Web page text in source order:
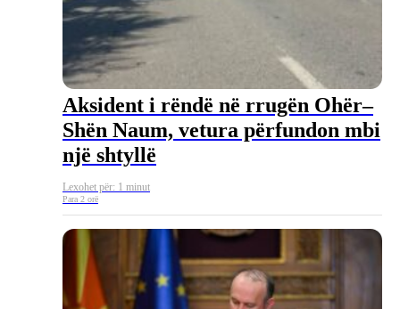
Aksident i rëndë në rrugën Ohër–
Shën Naum, vetura përfundon mbi
një shtyllë
Lexohet për: 1 minut
Para 2 orë